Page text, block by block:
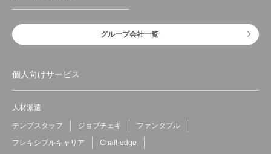
グループ会社一覧
個人向けサービス
人材派遣
テンプスタッフ ジョブチェキ
ファンタブル
フレキシブルキャリア
Chall-edge